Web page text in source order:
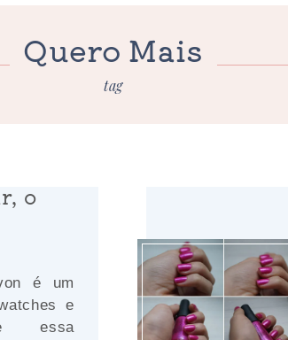
Quero Mais
tag
o
é um
e
essa